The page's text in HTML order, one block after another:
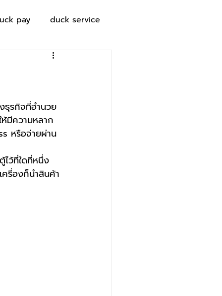
pay duck service
รกิจที่อำนวย
มีความหลาก
หรือจ่ายผ่าน
ว้ที่ใดที่หนึ่ง
รื่องก็นำสินค้า